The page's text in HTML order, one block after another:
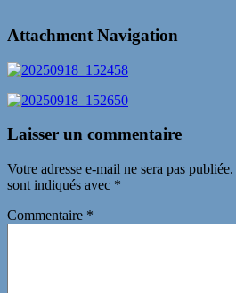
Attachment Navigation
Laisser un commentaire
Votre adresse e-mail ne sera pas publiée.
sont indiqués avec *
Commentaire *